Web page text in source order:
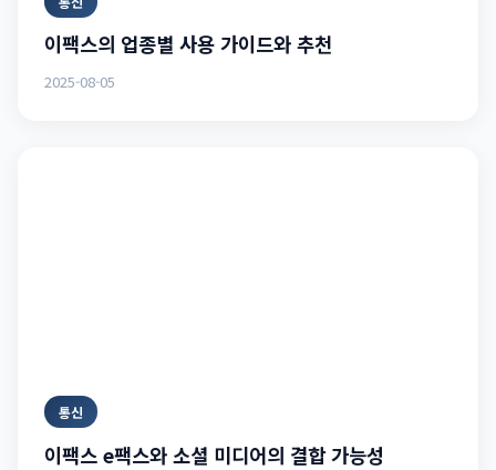
이팩스의 업종별 사용 가이드와 추천
2025-08-05
통신
이팩스 e팩스와 소셜 미디어의 결합 가능성